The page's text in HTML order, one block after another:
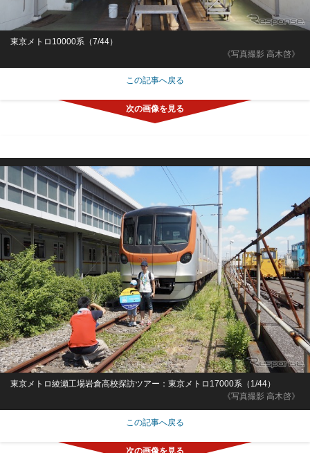
《写真撮影 高木啓》
東京メトロ10000系（7/44）
この記事へ戻る
《写真撮影 高木啓》
東京メトロ綾瀬工場岩倉高校探訪ツアー：東京メトロ17000系（1/44）
この記事へ戻る